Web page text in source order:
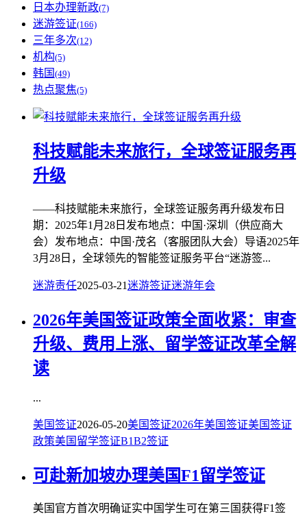
日本办理新政(7)
迷游签证(166)
三年多次(12)
机构(5)
韩国 (49)
热点聚焦(5)
科技赋能未来旅行，全球签证服务再
升级
——科技赋能未来旅行，全球签证服务再升级发布日
期：2025年1月28日发布地点：中国·深圳（供应商大
会）发布地点：中国·茂名（客服团队大会）导语2025年
3月28日，全球领先的智能签证服务平台“迷游签...
迷游责任2025-03-21迷游签证迷游年会
2026年美国签证政策全面收紧：审查
升级、费用上涨、留学签证改革全解
读
...
美国签证2026-05-20美国签证2026年美国签证美国签证
政策美国留学签证B1B2签证
可赴新加坡办理美国F1留学签证
美国官方首次明确证实中国学生可在第三国获得F1签